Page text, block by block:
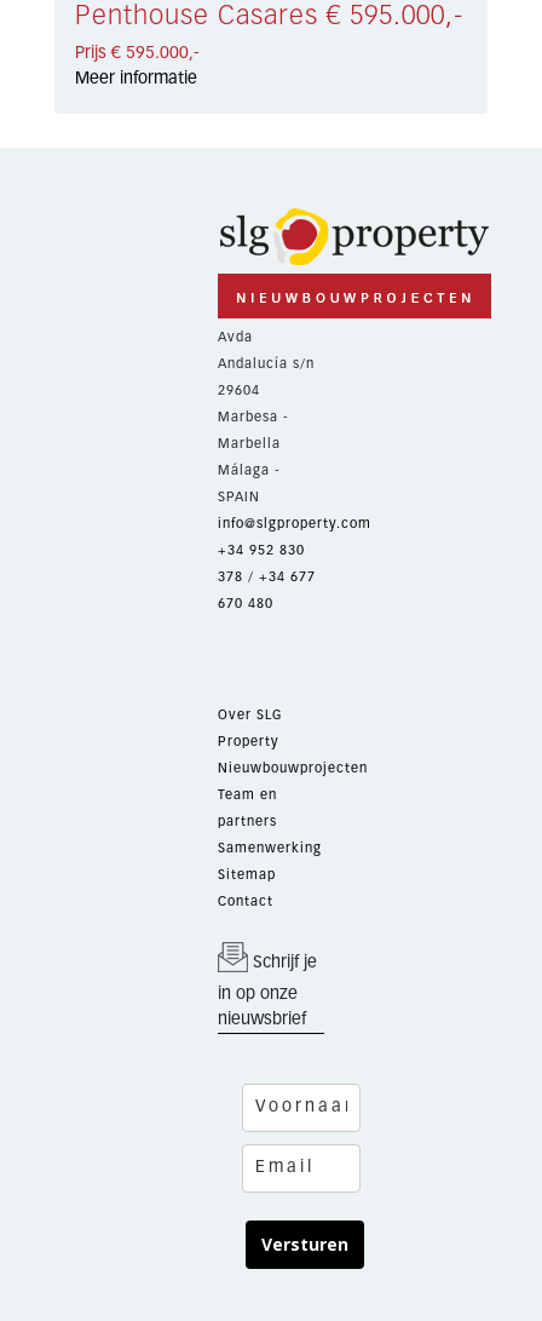
Penthouse Casares € 595.000,-
Prijs € 595.000,-
Meer informatie
Avda
Andalucía s/n
29604
Marbesa -
Marbella
Málaga -
SPAIN
info@slgproperty.com
+34 952 830
378 / +34 677
670 480
Over SLG
Property
Nieuwbouwprojecten
Team en
partners
Samenwerking
Sitemap
Contact
Schrijf je
in op onze
nieuwsbrief
Versturen